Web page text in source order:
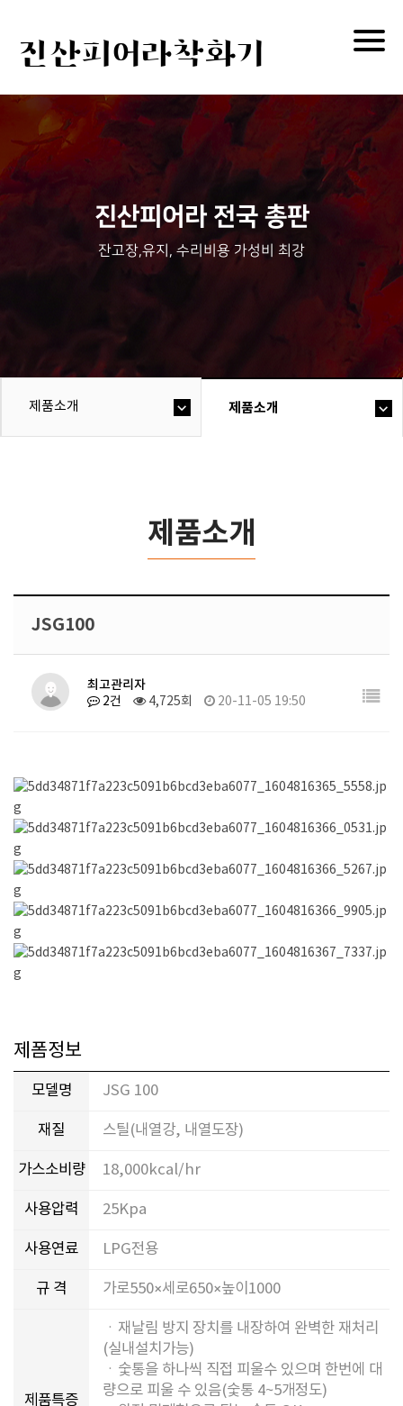
진산피어라착화기
진산피어라 전국 총판
잔고장,유지, 수리비용 가성비 최강
제품소개 제품소개
제품소개
JSG100
최고관리자
2건 4,725회 20-11-05 19:50
제폼정보
모델명 JSG 100
재질 스틸(내열강, 내열도장)
가스소비량 18,000kcal/hr
사용압력 25Kpa
사용연료 LPG전용
규 격 가로550×세로650×높이1000
제품특증
ㆍ재날림 방지 장치를 내장하여 완벽한 재처리
(실내설치가능)
ㆍ숯통을 하나씩 직접 피울수 있으며 한번에 대
량으로 피울 수 있음(숯통 4~5개정도)